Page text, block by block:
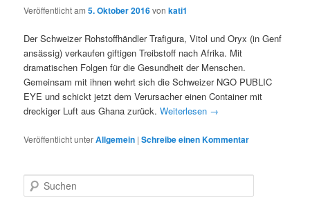
Veröffentlicht am5. Oktober 2016vonkati1
Der Schweizer Rohstoffhändler Trafigura, Vitol und Oryx (in Genf
ansässig) verkaufen giftigen Treibstoff nach Afrika. Mit
dramatischen Folgen für die Gesundheit der Menschen.
Gemeinsam mit ihnen wehrt sich die Schweizer NGO PUBLIC
EYE und schickt jetzt dem Verursacher einen Container mit
dreckiger Luft aus Ghana zurück.Weiterlesen →
Veröffentlicht unterAllgemein |Schreibe einen Kommentar
u